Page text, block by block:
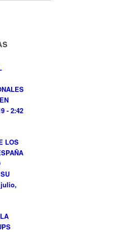
- 2:42
LOS